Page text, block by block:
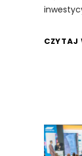
CZYTAJ